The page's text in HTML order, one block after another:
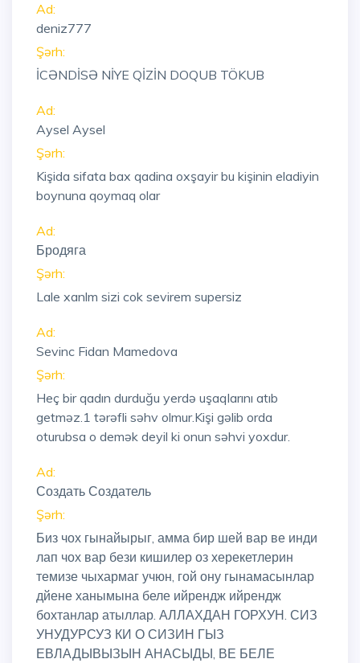
Ad:
deniz777
Şərh:
İCƏNDİSƏ NİYE QİZİN DOQUB TÖKUB
Ad:
Aysel Aysel
Şərh:
Kişida sifata bax qadina oxşayir bu kişinin eladiyin
boynuna qoymaq olar
Ad:
Бродяга
Şərh:
Lale xanlm sizi cok sevirem supersiz
Ad:
Sevinc Fidan Mamedova
Şərh:
Heç bir qadın durduğu yerdə uşaqlarını atıb
getməz.1 tərəfli səhv olmur.Kişi gəlib orda
oturubsa o demək deyil ki onun səhvi yoxdur.
Ad:
Создать Создатель
Şərh:
Биз чох гынайырыг, амма бир шей вар ве инди
лап чох вар бези кишилер оз херекетлерин
темизе чыхармаг учюн, гой ону гынамасынлар
дйене ханымына беле ийрендж ийрендж
бохтанлар атыллар. АЛЛАХДАН ГОРХУН. СИЗ
УНУДУРСУЗ КИ О СИЗИН ГЫЗ
ЕВЛАДЫВЫЗЫН АНАСЫДЫ, ВЕ БЕЛЕ